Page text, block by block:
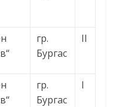
гр.
Бургас
II
гр.
Бургас
I